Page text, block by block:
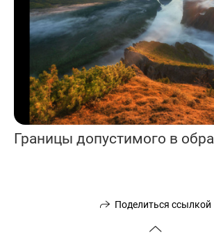
Поделиться ссылкой